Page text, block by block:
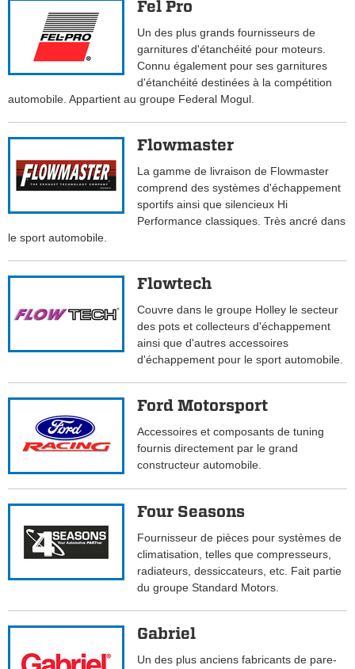
Fel Pro
Un des plus grands fournisseurs de
garnitures d'étanchéité pour moteurs.
Connu également pour ses garnitures
d'étanchéité destinées à la compétition
automobile. Appartient au groupe Federal Mogul.
Flowmaster
La gamme de livraison de Flowmaster
comprend des systèmes d'échappement
sportifs ainsi que silencieux Hi
Performance classiques. Très ancré dans
le sport automobile.
Flowtech
Couvre dans le groupe Holley le secteur
des pots et collecteurs d'échappement
ainsi que d'autres accessoires
d'échappement pour le sport automobile.
Ford Motorsport
Accessoires et composants de tuning
fournis directement par le grand
constructeur automobile.
Four Seasons
Fournisseur de pièces pour systèmes de
climatisation, telles que compresseurs,
radiateurs, dessiccateurs, etc. Fait partie
du groupe Standard Motors.
Gabriel
Un des plus anciens fabricants de pare-